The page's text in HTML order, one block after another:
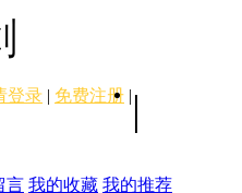
登录 | 免费注册 | |
言 我的收藏 我的推荐